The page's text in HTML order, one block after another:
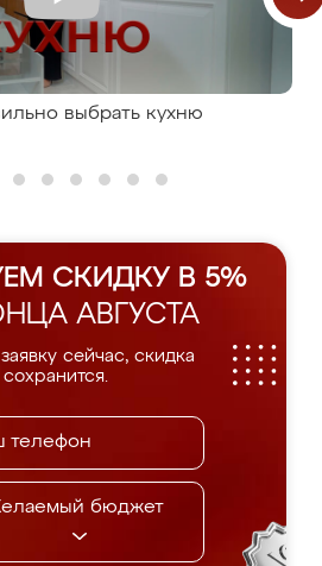
выбрать кухню
СКИДКУ В 5%
АВГУСТА
сейчас, скидка
сохранится.
бюджет